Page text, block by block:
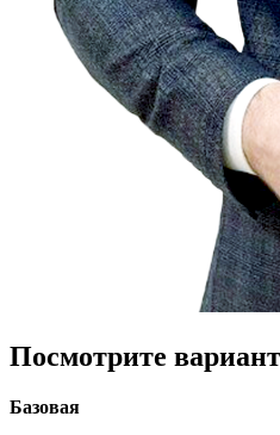
Посмотрите
Базовая